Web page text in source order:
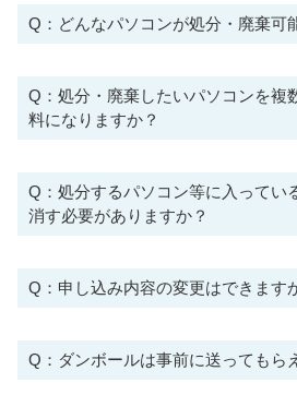
Q：どんなパソコンが処分・廃棄可
Q：処分・廃棄したいパソコンを複
料になりますか？
Q：処分するパソコン等に入ってい
消す必要がありますか？
Q：申し込み内容の変更はできます
Q：ダンボールは事前に送ってもら